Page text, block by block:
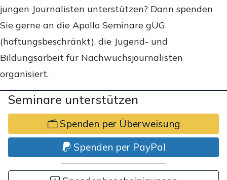
jungen Journalisten unterstützen? Dann spenden
Sie gerne an die Apollo Seminare gUG
(haftungsbeschränkt), die Jugend- und
Bildungsarbeit für Nachwuchsjournalisten
organisiert.
Seminare unterstützen
Spenden per Überweisung
Spenden per PayPal